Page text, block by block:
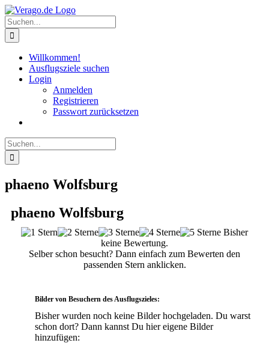
Zum
Inhalt
springen
Suche
nach:
Willkommen!
Ausflugsziele suchen
Login
Anmelden
Registrieren
Passwort zurücksetzen
Suche
nach:
phaeno Wolfsburg
phaeno Wolfsburg
Bisher
keine Bewertung.
Selber schon besucht? Dann einfach zum Bewerten den
passenden Stern anklicken.
Bilder von Besuchern des Ausflugszieles:
Bisher wurden noch keine Bilder hochgeladen. Du warst
schon dort? Dann kannst Du hier eigene Bilder
hinzufügen: